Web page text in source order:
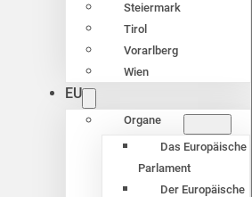
Steiermark
Tirol
Vorarlberg
Wien
EU
Organe
Das Europäische
Parlament
Der Europäische